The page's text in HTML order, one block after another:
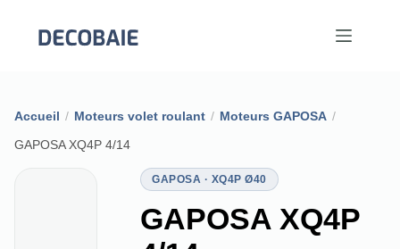
contenu
Accueil / Moteurs volet roulant / Moteurs GAPOSA /
GAPOSA XQ4P 4/14
GAPOSA · XQ4P Ø40
GAPOSA XQ4P